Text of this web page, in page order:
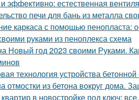
эффективно: естественная
печи для бань из металла
каркаса с помощью пенопласта:
руками из пеноплекса схема
Новый год 2023 своими Руками.
технология устройства
отмостки из бетона вокруг дома.
в новостройке под ключ: